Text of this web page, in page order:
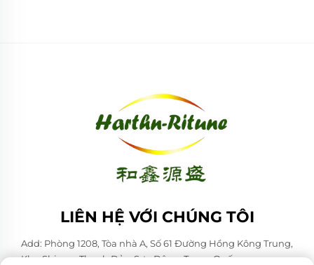
LIÊN HỆ VỚI CHÚNG TÔI
Add: Phòng 1208, Tòa nhà A, Số 61 Đường Hồng Kông Trung,
Khu Shinan, Thanh Đảo, Sơn Đông, Trung Quốc